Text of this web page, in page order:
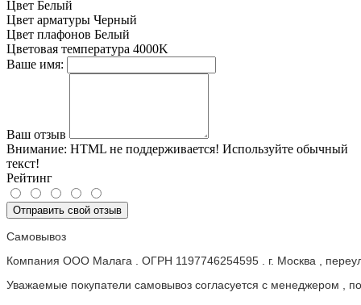
Цвет Белый
Цвет арматуры Черный
Цвет плафонов Белый
Цветовая температура 4000K
Ваше имя:
Ваш отзыв
Внимание: HTML не поддерживается! Используйте обычный
текст!
Рейтинг
Отправить свой отзыв
Самовывоз
Компания ООО Малага . ОГРН 1197746254595 . г. Москва ,
Уважаемые покупатели самовывоз согласуется с менеджером ,